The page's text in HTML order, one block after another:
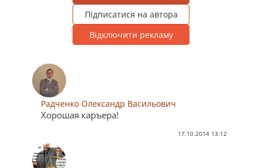
Підписатися на автора
Відключити рекламу
Радченко Олександр Васильович
Хорошая каръера!
17.10.2014 13:12